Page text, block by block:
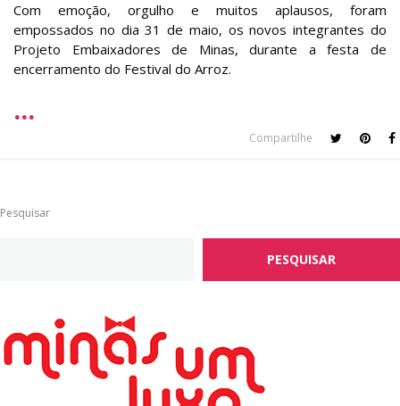
Com emoção, orgulho e muitos aplausos, foram
empossados no dia 31 de maio, os novos integrantes do
Projeto Embaixadores de Minas, durante a festa de
encerramento do Festival do Arroz.
Compartilhe
Pesquisar
PESQUISAR